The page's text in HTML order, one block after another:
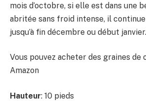
mois d’octobre, si elle est dans une
abritée sans froid intense, il
jusqu’à fin décembre ou début janvier.
Vous pouvez acheter des graines de
Amazon
Hauteur: 10 pieds